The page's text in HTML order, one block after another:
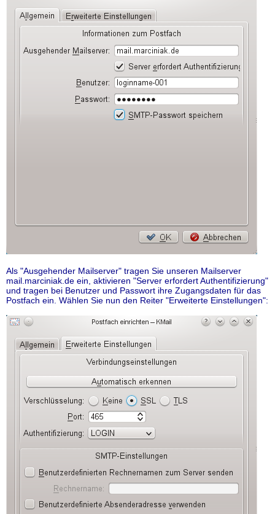
Als "Ausgehender Mailserver" tragen Sie unseren Mailserver
mail.marciniak.de ein, aktivieren "Server erfordert Authentifizierung"
und tragen bei Benutzer und Passwort ihre Zugangsdaten für das
Postfach ein. Wählen Sie nun den Reiter "Erweiterte Einstellungen":